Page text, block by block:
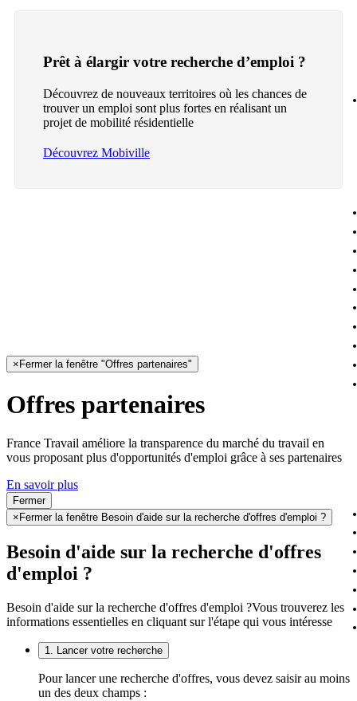
Prêt à élargir votre recherche d’emploi ?
Découvrez de nouveaux territoires où les chances de
trouver un emploi sont plus fortes en réalisant un
projet de mobilité résidentielle
Découvrez Mobiville
× Fermer la fenêtre "Offres partenaires"
Offres partenaires
France Travail améliore la transparence du marché du travail en
vous proposant plus d'opportunités d'emploi grâce à ses partenaires
En savoir plus
Fermer
× Fermer la fenêtre Besoin d'aide sur la recherche d'offres d'emploi ?
Besoin d'aide sur la recherche d'offres
d'emploi ?
Besoin d'aide sur la recherche d'offres d'emploi ?Vous trouverez les
informations essentielles en cliquant sur l'étape qui vous intéresse
1. Lancer votre recherche
Pour lancer une recherche d'offres, vous devez saisir au moins
un des deux champs :